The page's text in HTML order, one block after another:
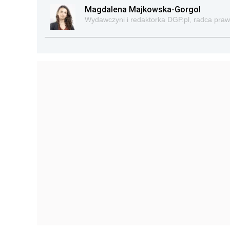
Magdalena Majkowska-Gorgol
Wydawczyni i redaktorka DGP.pl, radca